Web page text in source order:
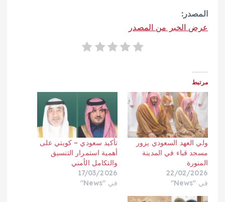
المصدر:
عرض الخبر من المصدر
مرتبط
ولي العهد السعودي يزور
مسجد قباء في المدينة
المنورة
22/02/2026
في "News"
تأكيد سعودي – كويتي على
أهمية استمرار التنسيق
والتكامل الأمني
17/03/2026
في "News"